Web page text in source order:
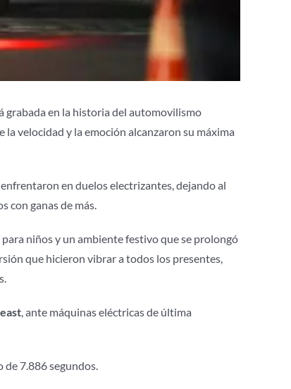
grabada en la historia del automovilismo
velocidad y la emoción alcanzaron su máxima
enfrentaron en duelos electrizantes, dejando al
con ganas de más.
niños y un ambiente festivo que se prolongó
que hicieron vibrar a todos los presentes,
, ante máquinas eléctricas de última
de 7.886 segundos.